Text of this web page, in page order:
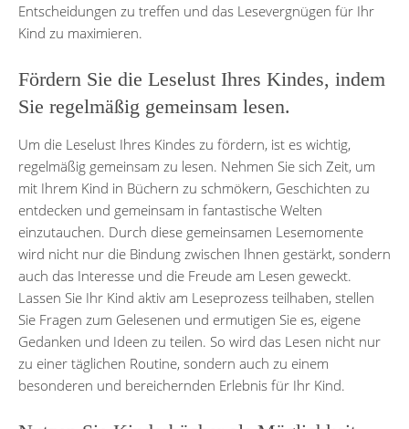
Entscheidungen zu treffen und das Lesevergnügen für Ihr
Kind zu maximieren.
Fördern Sie die Leselust Ihres Kindes, indem
Sie regelmäßig gemeinsam lesen.
Um die Leselust Ihres Kindes zu fördern, ist es wichtig,
regelmäßig gemeinsam zu lesen. Nehmen Sie sich Zeit, um
mit Ihrem Kind in Büchern zu schmökern, Geschichten zu
entdecken und gemeinsam in fantastische Welten
einzutauchen. Durch diese gemeinsamen Lesemomente
wird nicht nur die Bindung zwischen Ihnen gestärkt, sondern
auch das Interesse und die Freude am Lesen geweckt.
Lassen Sie Ihr Kind aktiv am Leseprozess teilhaben, stellen
Sie Fragen zum Gelesenen und ermutigen Sie es, eigene
Gedanken und Ideen zu teilen. So wird das Lesen nicht nur
zu einer täglichen Routine, sondern auch zu einem
besonderen und bereichernden Erlebnis für Ihr Kind.